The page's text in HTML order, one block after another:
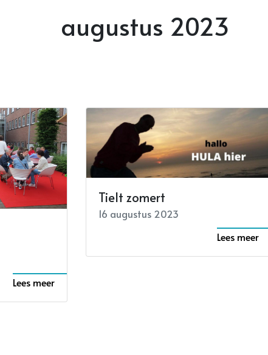
augustus 2023
Lees meer
Tielt zomert
16 augustus 2023
Lees meer